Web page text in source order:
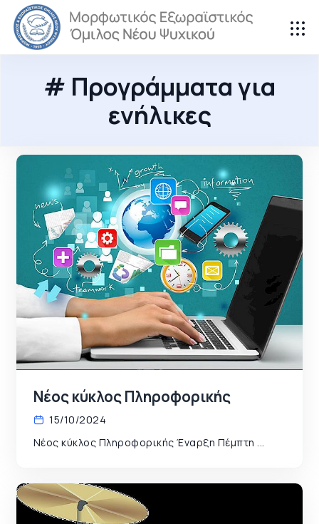
# Προγράμματα για
ενήλικες
Νέος κύκλος Πληροφορικής
15/10/2024
Νέος κύκλος Πληροφορικής Έναρξη Πέμπτη ...